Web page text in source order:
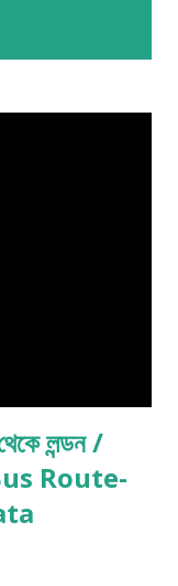
লন্ডন /
Route-